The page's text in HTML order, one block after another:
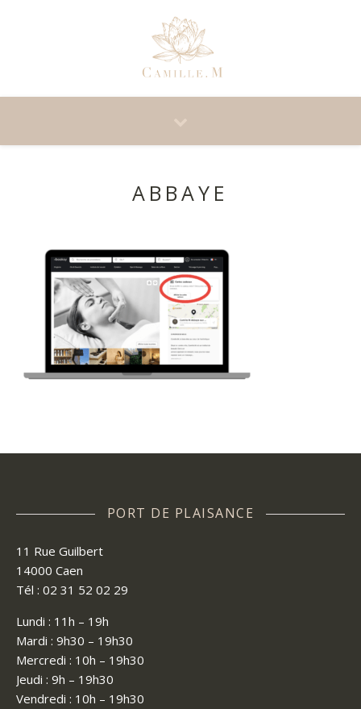
ABBAYE
PORT DE PLAISANCE
11 Rue Guilbert
14000 Caen
Tél : 02 31 52 02 29
Lundi : 11h – 19h
Mardi : 9h30 – 19h30
Mercredi : 10h – 19h30
Jeudi : 9h – 19h30
Vendredi : 10h – 19h30